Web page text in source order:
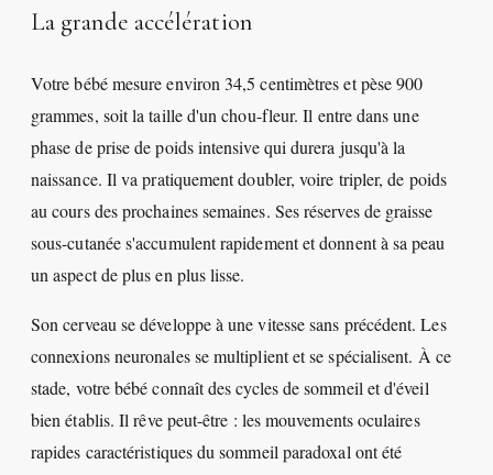
La grande accélération
Votre bébé mesure environ 34,5 centimètres et pèse 900
grammes, soit la taille d'un chou-fleur. Il entre dans une
phase de prise de poids intensive qui durera jusqu'à la
naissance. Il va pratiquement doubler, voire tripler, de poids
au cours des prochaines semaines. Ses réserves de graisse
sous-cutanée s'accumulent rapidement et donnent à sa peau
un aspect de plus en plus lisse.
Son cerveau se développe à une vitesse sans précédent. Les
connexions neuronales se multiplient et se spécialisent. À ce
stade, votre bébé connaît des cycles de sommeil et d'éveil
bien établis. Il rêve peut-être : les mouvements oculaires
rapides caractéristiques du sommeil paradoxal ont été